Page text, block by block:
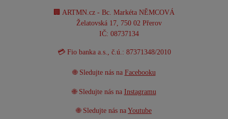
🏢 ARTMN.cz - Bc. Markéta NĚMCOVÁ
Želatovská 17, 750 02 Přerov
IČ: 08737134
💳 Fio banka a.s., č.ú.: 87371348/2010
🌐 Sledujte nás na Facebooku
🌐 Sledujte nás na Instagramu
🌐 Sledujte nás na Youtube